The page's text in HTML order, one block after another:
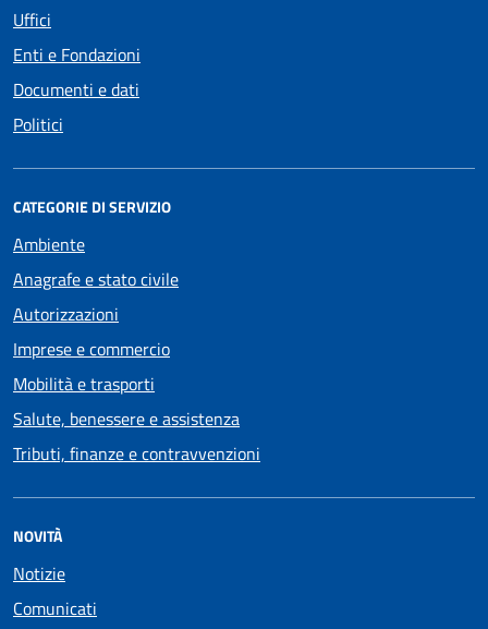
Uffici
Enti e Fondazioni
Documenti e dati
Politici
CATEGORIE DI SERVIZIO
Ambiente
Anagrafe e stato civile
Autorizzazioni
Imprese e commercio
Mobilità e trasporti
Salute, benessere e assistenza
Tributi, finanze e contravvenzioni
NOVITÀ
Notizie
Comunicati